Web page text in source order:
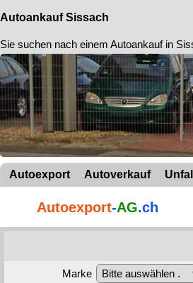
Autoankauf Sissach
Sie suchen nach einem Autoankauf in